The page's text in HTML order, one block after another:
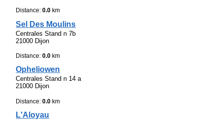
Distance:0.0 km
Sel Des Moulins
Centrales Stand n 7b
21000 Dijon
Distance:0.0 km
Opheliowen
Centrales Stand n 14 a
21000 Dijon
Distance:0.0 km
L'Aloyau